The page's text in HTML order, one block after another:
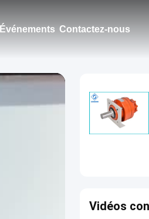
Événements Contactez-nous
Vidéos